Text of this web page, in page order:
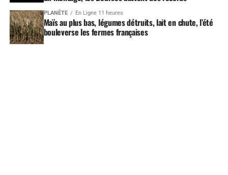
PLANÈTE En Ligne 11 heures
Maïs au plus bas, légumes détruits, lait en chute, l’été
bouleverse les fermes françaises